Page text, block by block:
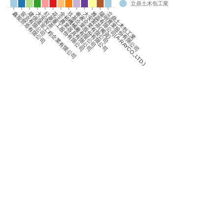
鑫龍營造有限公司
宸京有限公司
建億溫室工程企業有限公司
大安製茶
紅菱重工股份有限公司
花王農業器具有限公司
全裕機械廠有限公司
玖基企業股份有限公司
睿家企業有限公司
大安製茶(獨資)
雅蕊有限公司(A-RAYCO.,LTD.)
陽明實業股份有限公司
立鼎土木包工業
立鼎土木包工業